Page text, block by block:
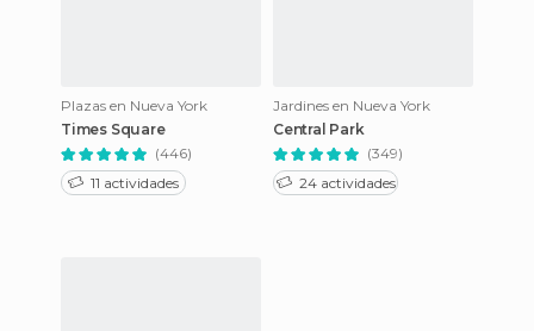
Plazas en Nueva York
Times Square
(446)
11 actividades
Jardines en Nueva York
Central Park
(349)
24 actividades